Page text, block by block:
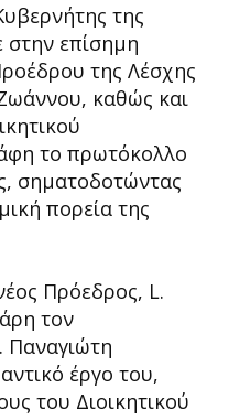
της
στην επίσημη
της Λέσχης
καθώς και
το πρωτόκολλο
σηματοδοτώντας
πορεία της
Πρόεδρος, L.
τον
Παναγιώτη
έργο του,
του Διοικητικού